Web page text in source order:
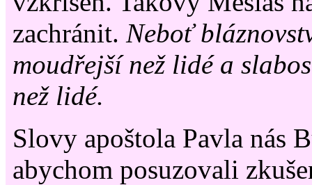
zachránit. Neboť
moudřejší než lidé a
než lidé.
Slovy apoštola Pavla nás
abychom posuzovali